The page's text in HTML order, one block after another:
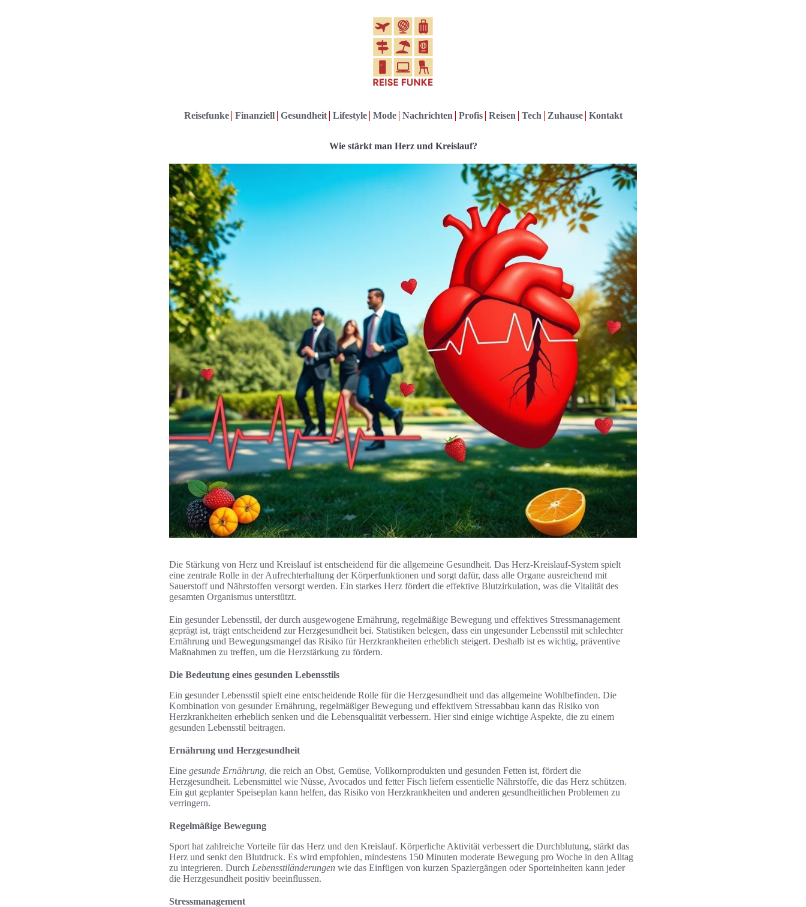
Reisefunke Finanziell Gesundheit Lifestyle Mode Nachrichten Profis Reisen Tech Zuhause Kontakt
Wie stärkt man Herz und Kreislauf?
Die Stärkung von Herz und Kreislauf ist entscheidend für die allgemeine Gesundheit. Das Herz-Kreislauf-System spielt
eine zentrale Rolle in der Aufrechterhaltung der Körperfunktionen und sorgt dafür, dass alle Organe ausreichend mit
Sauerstoff und Nährstoffen versorgt werden. Ein starkes Herz fördert die effektive Blutzirkulation, was die Vitalität des
gesamten Organismus unterstützt.
Ein gesunder Lebensstil, der durch ausgewogene Ernährung, regelmäßige Bewegung und effektives Stressmanagement
geprägt ist, trägt entscheidend zur Herzgesundheit bei. Statistiken belegen, dass ein ungesunder Lebensstil mit schlechter
Ernährung und Bewegungsmangel das Risiko für Herzkrankheiten erheblich steigert. Deshalb ist es wichtig, präventive
Maßnahmen zu treffen, um die Herzstärkung zu fördern.
Die Bedeutung eines gesunden Lebensstils
Ein gesunder Lebensstil spielt eine entscheidende Rolle für die Herzgesundheit und das allgemeine Wohlbefinden. Die
Kombination von gesunder Ernährung, regelmäßiger Bewegung und effektivem Stressabbau kann das Risiko von
Herzkrankheiten erheblich senken und die Lebensqualität verbessern. Hier sind einige wichtige Aspekte, die zu einem
gesunden Lebensstil beitragen.
Ernährung und Herzgesundheit
Eine gesunde Ernährung, die reich an Obst, Gemüse, Vollkornprodukten und gesunden Fetten ist, fördert die
Herzgesundheit. Lebensmittel wie Nüsse, Avocados und fetter Fisch liefern essentielle Nährstoffe, die das Herz schützen.
Ein gut geplanter Speiseplan kann helfen, das Risiko von Herzkrankheiten und anderen gesundheitlichen Problemen zu
verringern.
Regelmäßige Bewegung
Sport hat zahlreiche Vorteile für das Herz und den Kreislauf. Körperliche Aktivität verbessert die Durchblutung, stärkt das
Herz und senkt den Blutdruck. Es wird empfohlen, mindestens 150 Minuten moderate Bewegung pro Woche in den Alltag
zu integrieren. Durch Lebensstiländerungen wie das Einfügen von kurzen Spaziergängen oder Sporteinheiten kann jeder
die Herzgesundheit positiv beeinflussen.
Stressmanagement